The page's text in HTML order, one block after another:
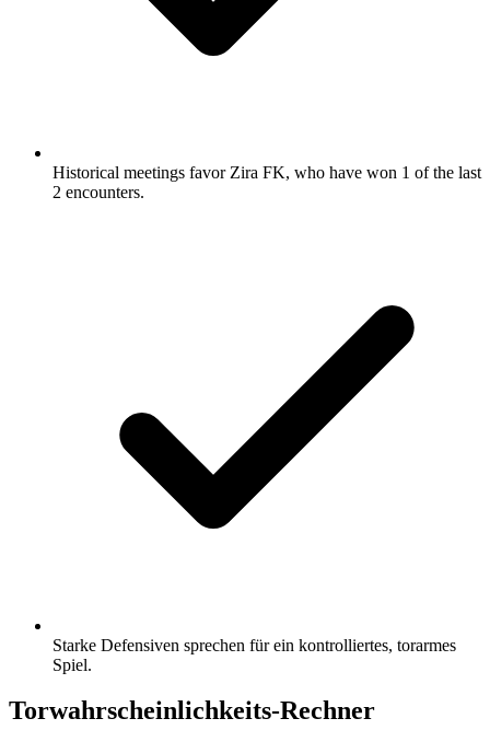
Historical meetings favor Zira FK, who have won 1 of the last
2 encounters.
Starke Defensiven sprechen für ein kontrolliertes, torarmes
Spiel.
Torwahrscheinlichkeits-Rechner